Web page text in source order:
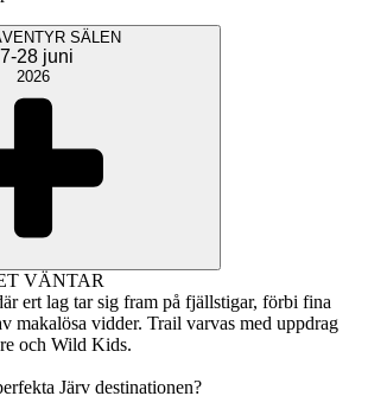
SÄLEN
28 juni
2026
VÄNTAR
ert lag tar sig fram på fjällstigar, förbi fina
makalösa vidder. Trail varvas med uppdrag
och Wild Kids.
Järv destinationen?